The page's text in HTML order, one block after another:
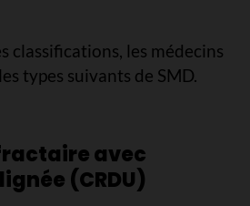
classifications, les médecins
types suivants de SMD.
avec
(CRDU)